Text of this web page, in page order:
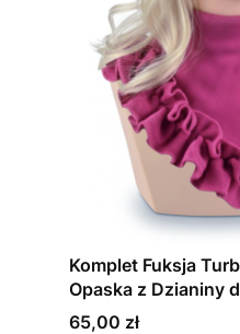
Komplet Fuksja
Opaska z Dzianiny
5-8 lat
Cena
65,00 zł